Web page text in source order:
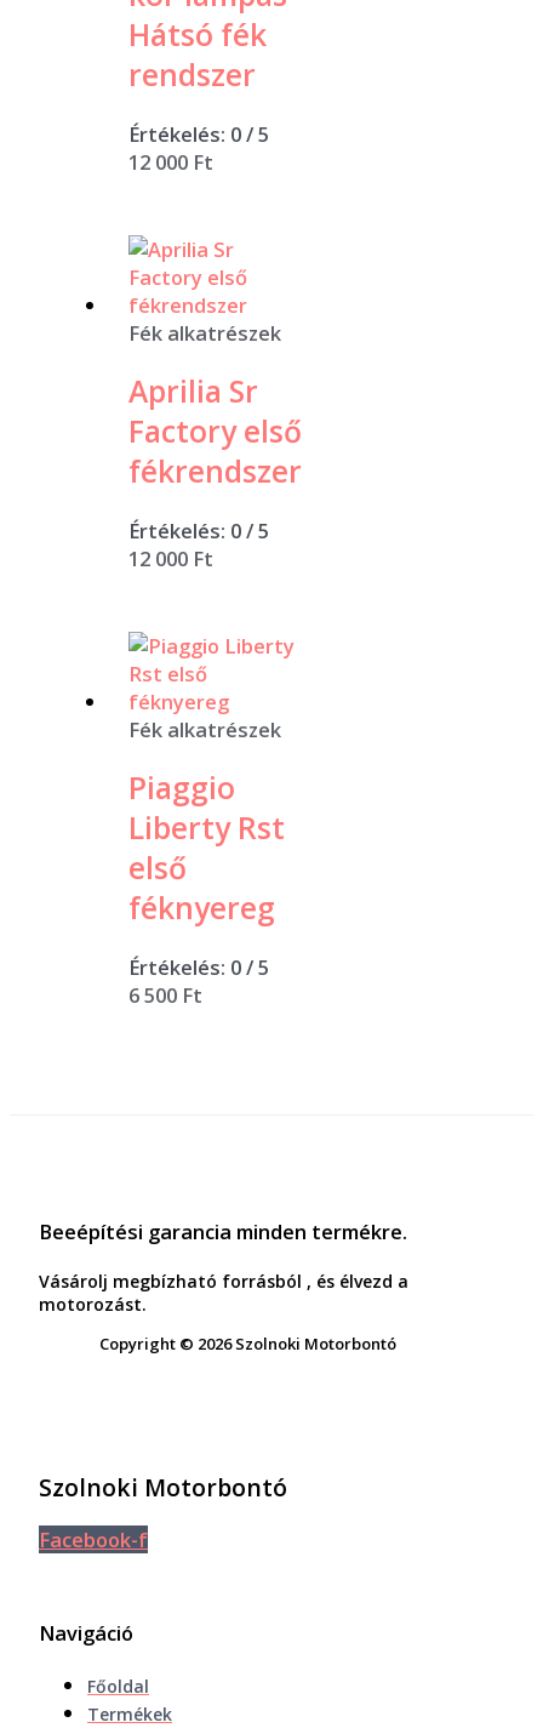
Hátsó fék
rendszer
Értékelés: 0/ 5
12 000 Ft
Fék alkatrészek
Aprilia Sr
Factory első
fékrendszer
Értékelés: 0/ 5
12 000 Ft
Fék alkatrészek
Piaggio
Liberty Rst
első
féknyereg
Értékelés: 0/ 5
6 500 Ft
Beeépítési garancia minden termékre.
Vásárolj megbízható forrásból , és élvezd a
motorozást.
Copyright © 2026 Szolnoki Motorbontó
Szolnoki Motorbontó
Facebook-f
Navigáció
Főoldal
Termékek